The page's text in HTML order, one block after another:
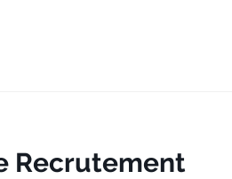
Recrutement